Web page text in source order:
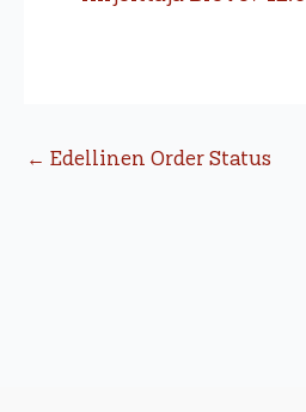
← Edellinen Order Status